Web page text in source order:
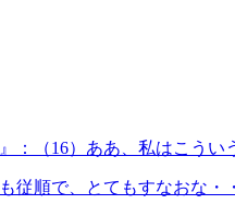
：（16）ああ、私はこう
従順で、とてもすなおな